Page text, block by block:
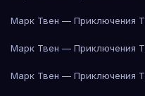
Марк Твен — Приключения
Марк Твен — Приключения
Марк Твен — Приключения